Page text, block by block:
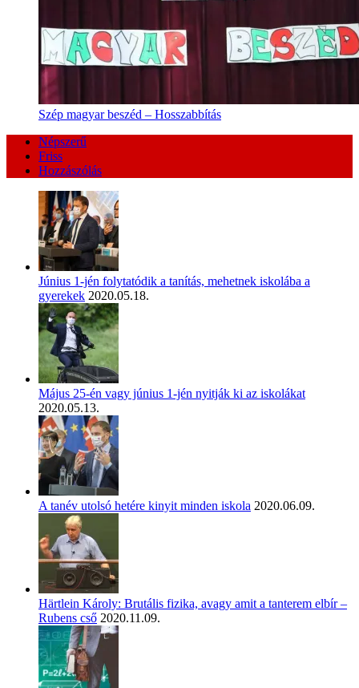
Szép magyar beszéd – Hosszabbítás
Népszerű
Friss
Hozzászólás
Június 1-jén folytatódik a tanítás, mehetnek iskolába a
gyerekek 2020.05.18.
Május 25-én vagy június 1-jén nyitják ki az iskolákat
2020.05.13.
A tanév utolsó hetére kinyit minden iskola 2020.06.09.
Härtlein Károly: Brutális fizika, avagy amit a tanterem elbír –
Rubens cső 2020.11.09.